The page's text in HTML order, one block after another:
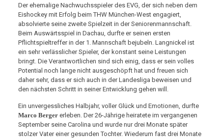
Der ehemalige Nachwuchsspieler des EVG, der sich neben dem
Eishockey mit Erfolg beim THW München-West engagiert,
absolvierte seine zweite Spielzeit in der Seniorenmannschaft.
Beim Auswärtsspiel in Dachau, durfte er seinen ersten
Pflichtspieltreffer in der 1. Mannschaft bejubeln. Langnickel ist
ein sehr verlässlicher Spieler, der konstant seine Leistungen
bringt. Die Verantwortlichen sind sich einig, dass er sein volles
Potential noch lange nicht ausgeschöpft hat und freuen sich
daher sehr, dass er sich auch in der Landesliga beweisen und
den nächsten Schritt in seiner Entwicklung gehen will.
Ein unvergessliches Halbjahr, voller Glück und Emotionen, durfte
Marco Bergererleben. Der 26-Jährige heiratete im vergangenen
September seine Carolina und wurde nur drei Monate später
stolzer Vater einer gesunden Tochter. Wiederum fast drei Monate